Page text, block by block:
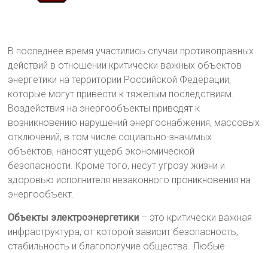
В последнее время участились случаи противоправных
действий в отношении критически важных объектов
энергетики на территории Российской Федерации,
которые могут привести к тяжелым последствиям.
Воздействия на энергообъекты приводят к
возникновению нарушений энергоснабжения, массовых
отключений, в том числе социально-значимых
объектов, наносят ущерб экономической
безопасности. Кроме того, несут угрозу жизни и
здоровью исполнителя незаконного проникновения на
энергообъект.
Объекты электроэнергетики – это критически важная
инфраструктура, от которой зависит безопасность,
стабильность и благополучие общества. Любые